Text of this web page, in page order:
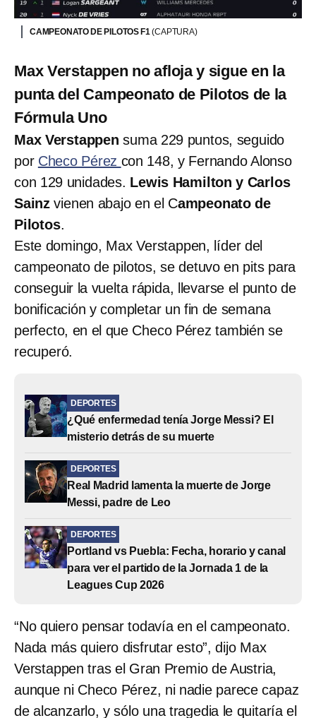
CAMPEONATO DE PILOTOS F1(CAPTURA)
Max Verstappen no afloja y sigue en la
punta del Campeonato de Pilotos de la
Fórmula Uno
Max Verstappen suma 229 puntos, seguido
por Checo Pérez con 148, y Fernando Alonso
con 129 unidades. Lewis Hamilton y Carlos
Sainz vienen abajo en el Campeonato de
Pilotos.
Este domingo, Max Verstappen, líder del
campeonato de pilotos, se detuvo en pits para
conseguir la vuelta rápida, llevarse el punto de
bonificación y completar un fin de semana
perfecto, en el que Checo Pérez también se
recuperó.
DEPORTES
¿Qué enfermedad tenía Jorge Messi? El
misterio detrás de su muerte
DEPORTES
Real Madrid lamenta la muerte de Jorge
Messi, padre de Leo
DEPORTES
Portland vs Puebla: Fecha, horario y canal
para ver el partido de la Jornada 1 de la
Leagues Cup 2026
“No quiero pensar todavía en el campeonato.
Nada más quiero disfrutar esto”, dijo Max
Verstappen tras el Gran Premio de Austria,
aunque ni Checo Pérez, ni nadie parece capaz
de alcanzarlo, y sólo una tragedia le quitaría el